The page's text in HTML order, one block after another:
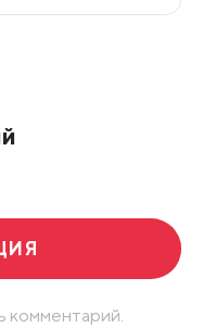
комментарий.